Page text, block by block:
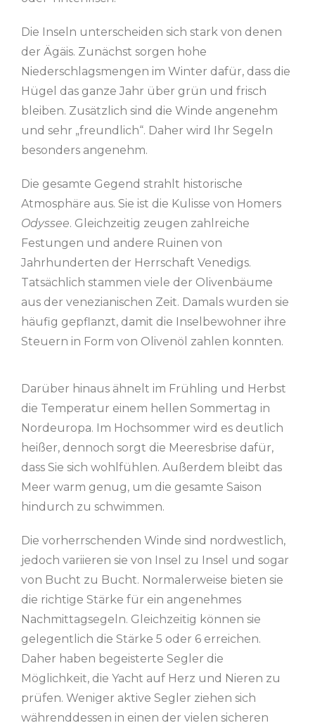
Die Inseln unterscheiden sich stark von denen
der Ägäis. Zunächst sorgen hohe
Niederschlagsmengen im Winter dafür, dass die
Hügel das ganze Jahr über grün und frisch
bleiben. Zusätzlich sind die Winde angenehm
und sehr „freundlich“. Daher wird Ihr Segeln
besonders angenehm.
Die gesamte Gegend strahlt historische
Atmosphäre aus. Sie ist die Kulisse von Homers
Odyssee. Gleichzeitig zeugen zahlreiche
Festungen und andere Ruinen von
Jahrhunderten der Herrschaft Venedigs.
Tatsächlich stammen viele der Olivenbäume
aus der venezianischen Zeit. Damals wurden sie
häufig gepflanzt, damit die Inselbewohner ihre
Steuern in Form von Olivenöl zahlen konnten.
Darüber hinaus ähnelt im Frühling und Herbst
die Temperatur einem hellen Sommertag in
Nordeuropa. Im Hochsommer wird es deutlich
heißer, dennoch sorgt die Meeresbrise dafür,
dass Sie sich wohlfühlen. Außerdem bleibt das
Meer warm genug, um die gesamte Saison
hindurch zu schwimmen.
Die vorherrschenden Winde sind nordwestlich,
jedoch variieren sie von Insel zu Insel und sogar
von Bucht zu Bucht. Normalerweise bieten sie
die richtige Stärke für ein angenehmes
Nachmittagsegeln. Gleichzeitig können sie
gelegentlich die Stärke 5 oder 6 erreichen.
Daher haben begeisterte Segler die
Möglichkeit, die Yacht auf Herz und Nieren zu
prüfen. Weniger aktive Segler ziehen sich
währenddessen in einen der vielen sicheren